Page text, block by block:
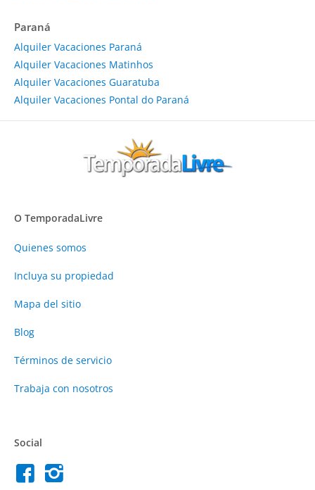
Paraná
Alquiler Vacaciones Paraná
Alquiler Vacaciones Matinhos
Alquiler Vacaciones Guaratuba
Alquiler Vacaciones Pontal do Paraná
O TemporadaLivre
Quienes somos
Incluya su propiedad
Mapa del sitio
Blog
Términos de servicio
Trabaja con nosotros
Social